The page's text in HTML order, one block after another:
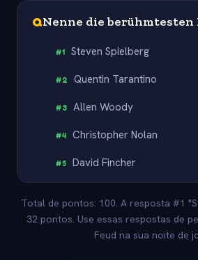
QNenne die berühmtesten
#1 Steven Spielberg
#2 Quentin Tarantino
#3 Allen Woody
#4 Christopher Nolan
#5 David Fincher
Total de pontos: 100. A resposta #1
32 pontos. Use essas respostas de
Feud na sua noite de